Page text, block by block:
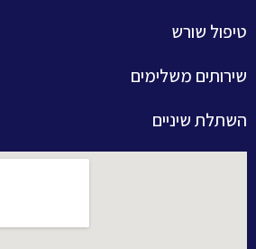
שורש
משלימים
שיניים